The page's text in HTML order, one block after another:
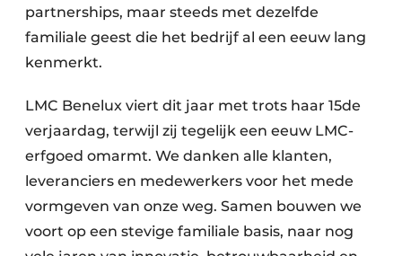
partnerships, maar steeds met dezelfde
familiale geest die het bedrijf al een eeuw lang
kenmerkt.
LMC Benelux viert dit jaar met trots haar 15de
verjaardag, terwijl zij tegelijk een eeuw LMC-
erfgoed omarmt. We danken alle klanten,
leveranciers en medewerkers voor het mede
vormgeven van onze weg. Samen bouwen we
voort op een stevige familiale basis, naar nog